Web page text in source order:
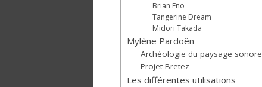
Brian Eno
Tangerine Dream
Midori Takada
Mylène Pardoën
Archéologie du paysage sonore
Projet Bretez
Les différentes utilisations